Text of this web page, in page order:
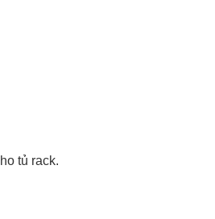
tủ rack.